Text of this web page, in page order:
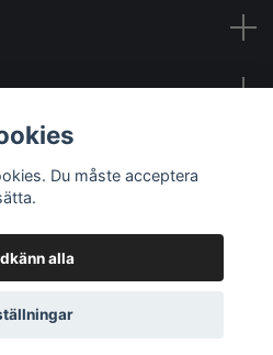
VapeMore
Du måste acceptera
alla